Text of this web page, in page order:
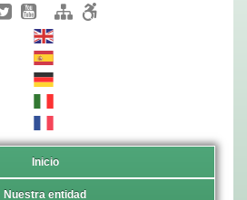
Inicio
Nuestra entidad